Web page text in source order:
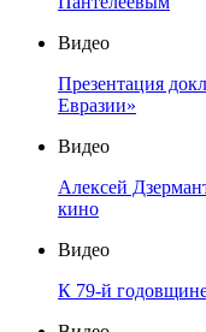
Видео
Презентация
Евразии»
Видео
Алексей
кино
Видео
К 79-й